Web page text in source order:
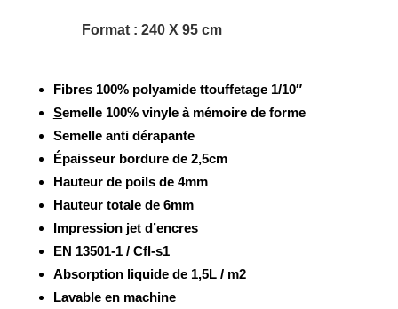
Format : 240 X 95 cm
Fibres 100% polyamide ttouffetage 1/10″
Semelle 100% vinyle à mémoire de forme
Semelle anti dérapante
Épaisseur bordure de 2,5cm
Hauteur de poils de 4mm
Hauteur totale de 6mm
Impression jet d’encres
EN 13501-1 / Cfl-s1
Absorption liquide de 1,5L / m2
Lavable en machine